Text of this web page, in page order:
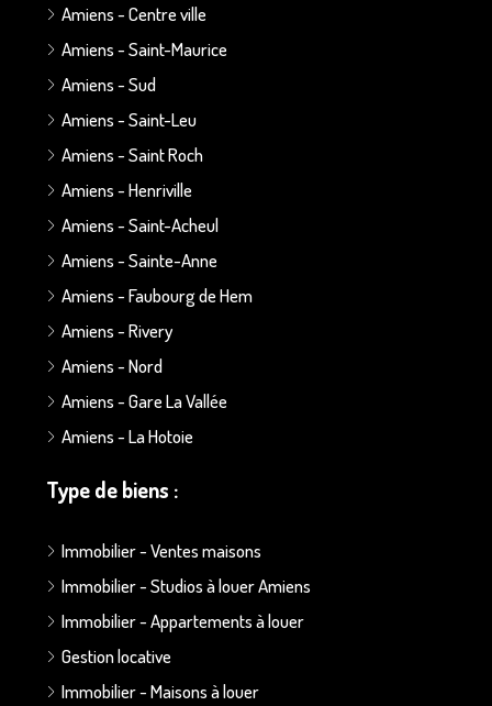
Amiens - Centre ville
Amiens - Saint-Maurice
Amiens - Sud
Amiens - Saint-Leu
Amiens - Saint Roch
Amiens - Henriville
Amiens - Saint-Acheul
Amiens - Sainte-Anne
Amiens - Faubourg de Hem
Amiens - Rivery
Amiens - Nord
Amiens - Gare La Vallée
Amiens - La Hotoie
Type de biens :
Immobilier - Ventes maisons
Immobilier - Studios à louer Amiens
Immobilier - Appartements à louer
Gestion locative
Immobilier - Maisons à louer